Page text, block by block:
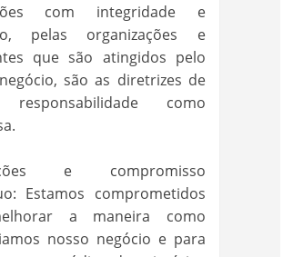
com integridade e
pelas organizações e
que são atingidos pelo
são as diretrizes de
responsabilidade como
e compromisso
Estamos comprometidos
a maneira como
nosso negócio e para